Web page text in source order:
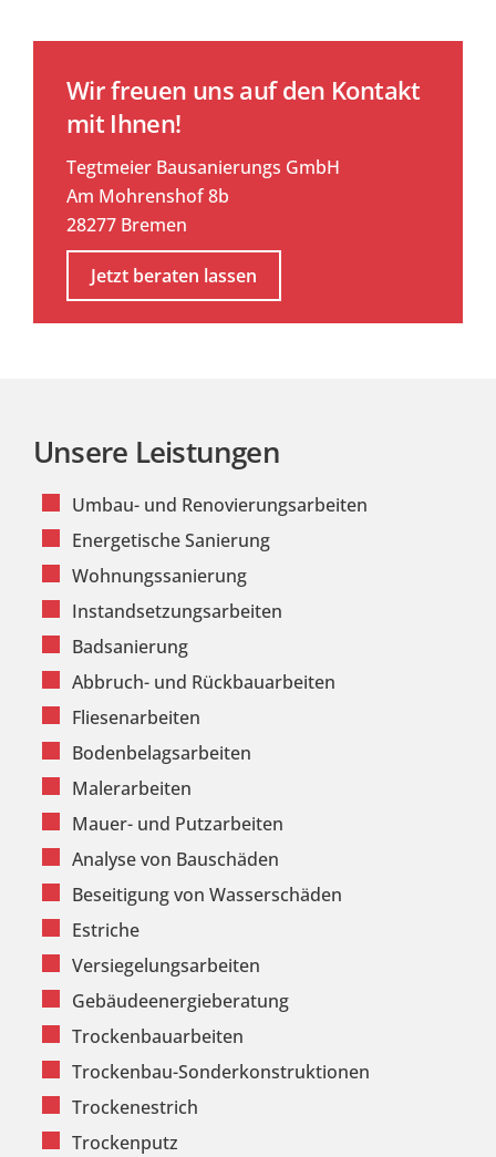
Wir freuen uns auf den Kontakt
mit Ihnen!
Tegtmeier Bausanierungs GmbH
Am Mohrenshof 8b
28277 Bremen
Jetzt beraten lassen
Unsere Leistungen
Umbau- und Renovierungsarbeiten
Energetische Sanierung
Wohnungssanierung
Instandsetzungsarbeiten
Badsanierung
Abbruch- und Rückbauarbeiten
Fliesenarbeiten
Bodenbelagsarbeiten
Malerarbeiten
Mauer- und Putzarbeiten
Analyse von Bauschäden
Beseitigung von Wasserschäden
Estriche
Versiegelungsarbeiten
Gebäudeenergieberatung
Trockenbauarbeiten
Trockenbau-Sonderkonstruktionen
Trockenestrich
Trockenputz